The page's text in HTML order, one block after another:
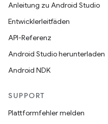
Anleitung zu Android Studio
Entwicklerleitfäden
API-Referenz
Android Studio herunterladen
Android NDK
SUPPORT
Plattformfehler melden